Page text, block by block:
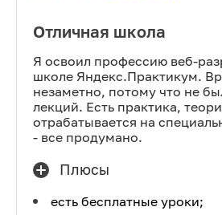
Отличная школа
Я освоил профессию веб-
школе Яндекс.Практикум.
незаметно, потому что не
лекций. Есть практика,
отрабатывается на
- все продумано.
Плюсы
есть бесплатные уроки;